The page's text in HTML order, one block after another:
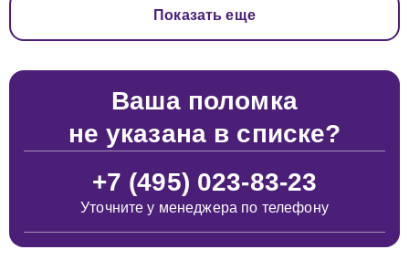
Показать еще
Ваша поломка
не указана в списке?
+7 (495) 023-83-23
Уточните у менеджера по телефону